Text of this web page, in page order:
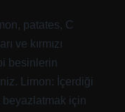
patates, C
ve kırmızı
besinlerin
Limon: İçerdiği
için